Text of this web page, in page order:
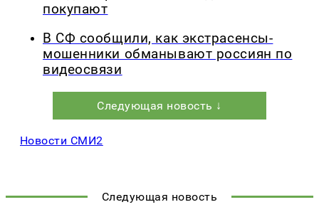
покупают
В СФ сообщили, как экстрасенсы-
мошенники обманывают россиян по
видеосвязи
Следующая новость ↓
Новости СМИ2
Следующая новость